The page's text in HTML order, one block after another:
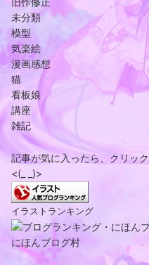
未分類
模型
気楽絵
漫画感想
猫
看板娘
講座
雑記
記事が気に入ったら、クリッ
<(_ _)>
イラストランキング
にほんブログ村